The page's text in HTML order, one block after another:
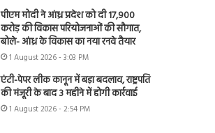
पीएम मोदी ने आंध्र प्रदेश को दी 17,900
करोड़ की विकास परियोजनाओं की सौगात,
बोले- आंध्र के विकास का नया रनवे तैयार
1 August 2026 - 3:03 PM
एंटी-पेपर लीक कानून में बड़ा बदलाव, राष्ट्रपति
की मंजूरी के बाद 3 महीने में होगी कार्रवाई
1 August 2026 - 2:54 PM